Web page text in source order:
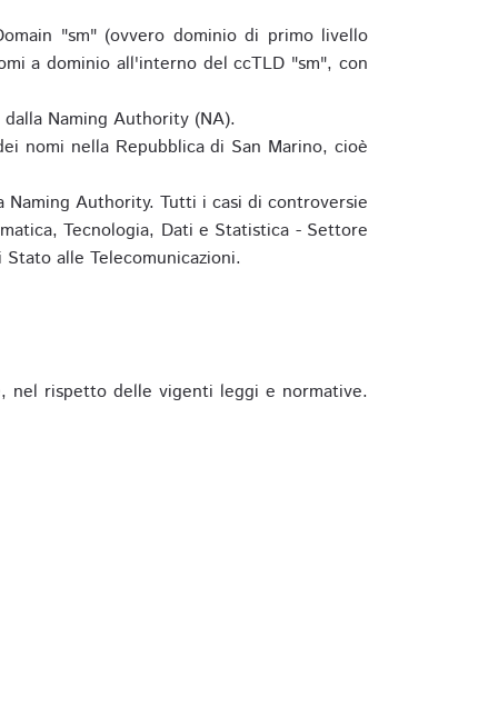
"sm" (ovvero dominio di primo livello
a dominio all'interno del ccTLD "sm", con
Naming Authority (NA).
nomi nella Repubblica di San Marino, cioè
Authority. Tutti i casi di controversie
Tecnologia, Dati e Statistica - Settore
alle Telecomunicazioni.
nel rispetto delle vigenti leggi e normative.